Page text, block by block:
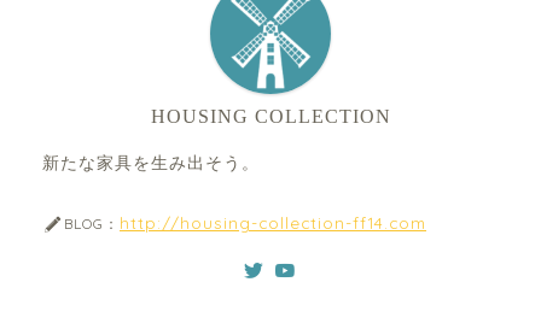
HOUSING COLLECTION
新たな家具を生み出そう。
BLOG： http://housing-collection-ff14.com